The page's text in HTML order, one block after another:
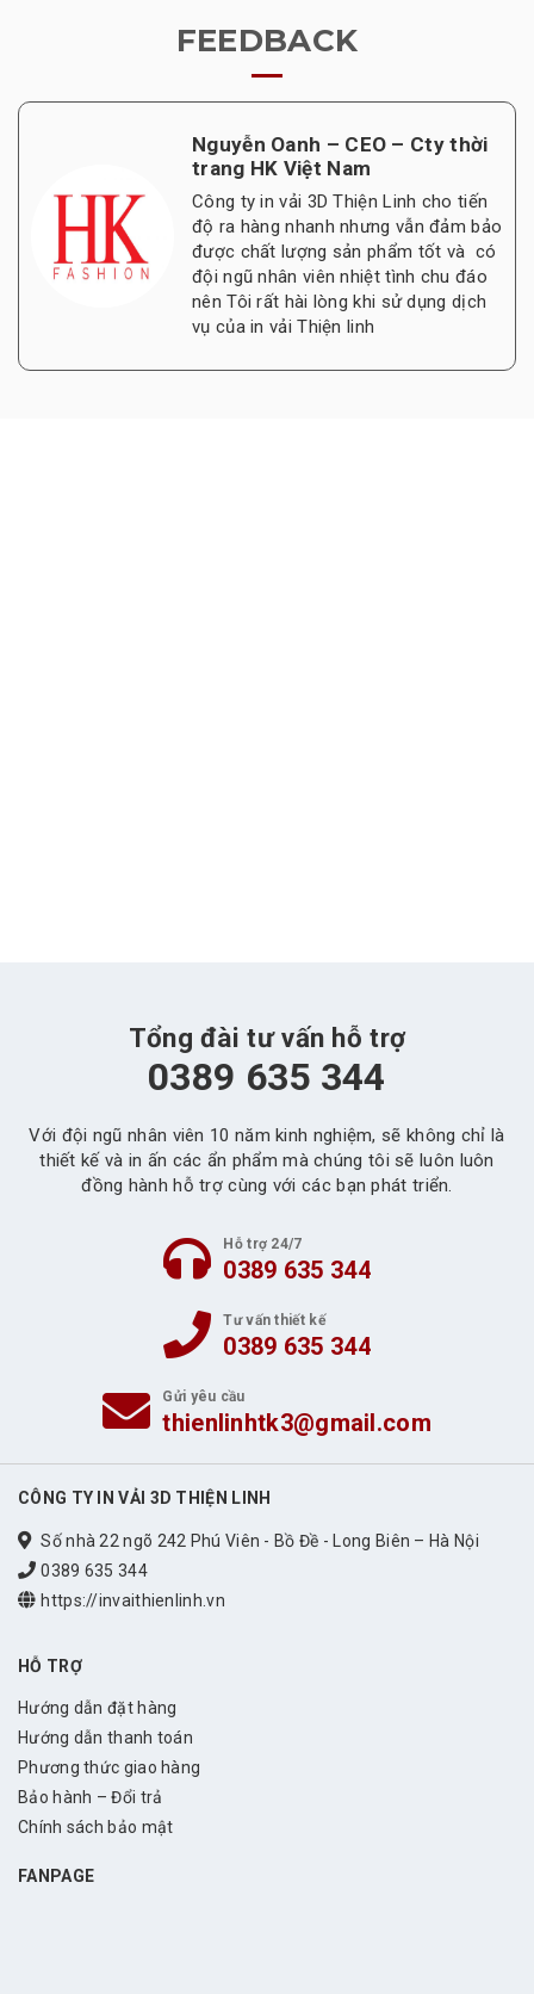
FEEDBACK
Nguyễn Oanh – CEO – Cty thời
trang HK Việt Nam
Công ty in vải 3D Thiện Linh cho tiến
độ ra hàng nhanh nhưng vẫn đảm bảo
được chất lượng sản phẩm tốt và có
đội ngũ nhân viên nhiệt tình chu đáo
nên Tôi rất hài lòng khi sử dụng dịch
vụ của in vải Thiện linh
Tổng đài tư vấn hỗ trợ
0389 635 344
Với đội ngũ nhân viên 10 năm kinh nghiệm, sẽ không chỉ là
thiết kế và in ấn các ẩn phẩm mà chúng tôi sẽ luôn luôn
đồng hành hỗ trợ cùng với các bạn phát triển.
Hỗ trợ 24/7
0389 635 344
Tư vấn thiết kế
0389 635 344
Gửi yêu cầu
thienlinhtk3@gmail.com
CÔNG TY IN VẢI 3D THIỆN LINH
Số nhà 22 ngõ 242 Phú Viên - Bồ Đề - Long Biên – Hà Nội
0389 635 344
https://invaithienlinh.vn
HỖ TRỢ
Hướng dẫn đặt hàng
Hướng dẫn thanh toán
Phương thức giao hàng
Bảo hành – Đổi trả
Chính sách bảo mật
FANPAGE